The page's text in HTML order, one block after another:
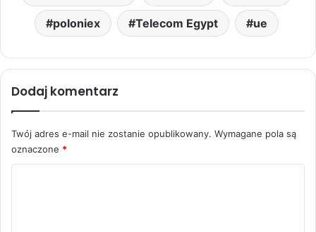
poloniex Telecom Egypt ue
Dodaj komentarz
Twój adres e-mail nie zostanie opublikowany. Wymagane pola są
oznaczone *